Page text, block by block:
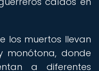
los muertos llevan
monótona, donde
a diferentes